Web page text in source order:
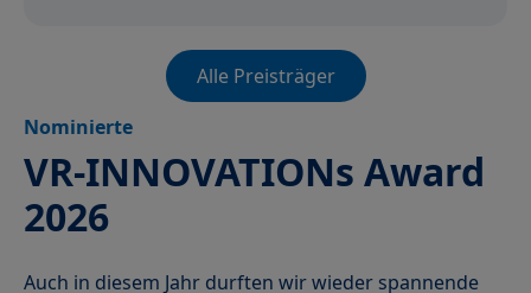
Alle Preisträger
Nominierte
VR-INNOVATIONs Award
2026
Auch in diesem Jahr durften wir wieder spannende